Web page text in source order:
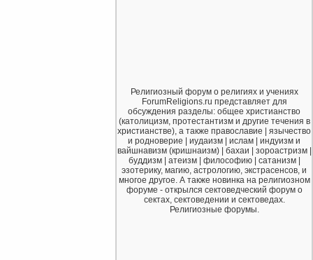
Религиозный форум о религиях и учениях
ForumReligions.ru представляет для
обсуждения разделы: общее христианство
(католицизм, протестантизм и другие течения в
христианстве), а также православие | язычество
и родноверие | иудаизм | ислам | индуизм и
вайшнавизм (кришнаизм) | бахаи | зороастризм |
буддизм | атеизм | философию | сатанизм |
эзотерику, магию, астрологию, экстрасенсов, и
многое другое. А также новинка на религиозном
форуме - открылся сектоведческий форум о
сектах, сектоведении и сектоведах.
Религиозные форумы.